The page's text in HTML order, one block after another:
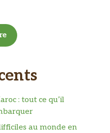
: tout ce qu’il
au monde en